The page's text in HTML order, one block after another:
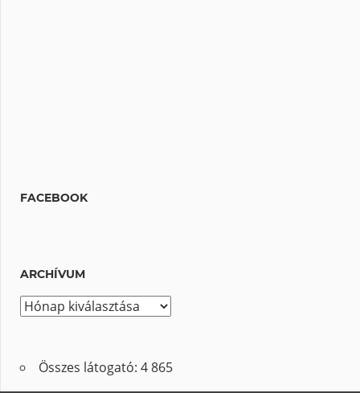
FACEBOOK
ARCHÍVUM
A
h
Összes látogató: 4 865